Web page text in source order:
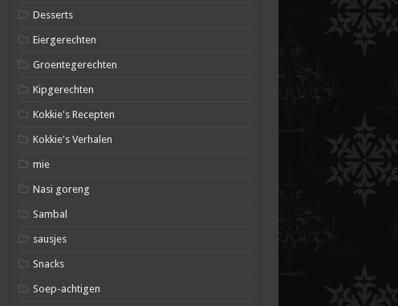
Desserts
Eiergerechten
Groentegerechten
Kipgerechten
Kokkie's Recepten
Kokkie's Verhalen
mie
Nasi goreng
Sambal
sausjes
Snacks
Soep-achtigen